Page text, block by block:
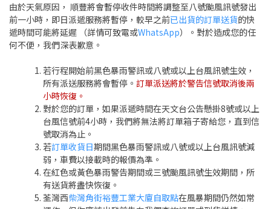
由於天氣原因， 順豐將會暫停收件時間將調整至八號颱風訊號發出
前一小時，即日派遞服務將暫停，較早之前已出貨的訂單送貨的快
遞時間可能將延遲 （詳情可致電或WhatsApp）。對於造成您的任
何不便，我們深表歉意。
若行程開始前黑色暴雨警訊或八號或以上台風訊號生效，
所有派送服務將會暫停。 訂單派送將於警告信號取消後兩
小時恢復。
對於您的訂單，如果派遞時間在天文台公告懸掛8號或以上
台風信號前4小時，我們將無法將訂單箱子寄給您，直到信
號取消為止。
若訂單收貨日期間黑色暴雨警訊或八號或以上台風訊號減
弱，車費以接載時的報價為準。
在紅色或黃色暴雨警告期間或三號颱風訊號生效期間，所
有送貨將盡快恢復。
荃灣西柴灣角街裕豐工業大廈自取點在風暴期間仍然如常